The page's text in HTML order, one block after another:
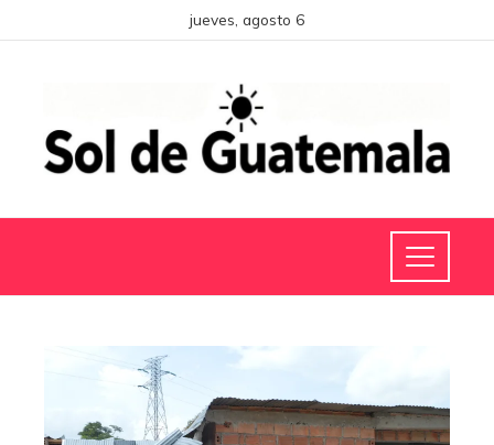
jueves, agosto 6